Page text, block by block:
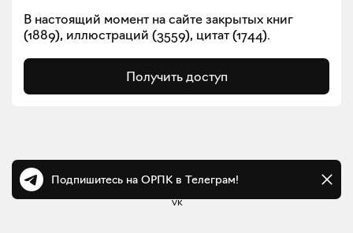
В настоящий момент на сайте закрытых книг
(1889), иллюстраций (3559), цитат (1744).
Получить доступ
Манифест
VK
Подпишитесь на ОРПК в Телеграм!